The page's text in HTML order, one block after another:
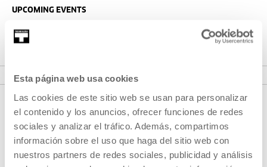
Esta página web usa cookies
Las cookies de este sitio web se usan para personalizar
el contenido y los anuncios, ofrecer funciones de redes
sociales y analizar el tráfico. Además, compartimos
información sobre el uso que haga del sitio web con
nuestros partners de redes sociales, publicidad y análisis
UPCOMING EVENTS
The Day of Two Sunsets